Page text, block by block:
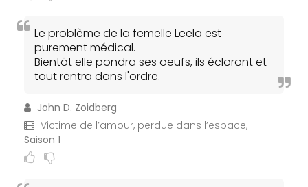
Le problème de la femelle Leela est
purement médical.
Bientôt elle pondra ses oeufs, ils écloront et
tout rentra dans l'ordre.
John D. Zoidberg
Victime de l’amour, perdue dans l’espace,
Saison 1